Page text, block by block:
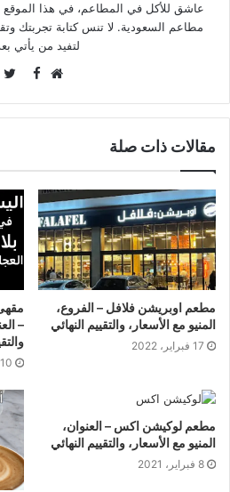
عاشق للأكل في المطاعم، في هذا
مطاعم السعودية. لا تنس كتابة تجربتك
لتفيد من يأتي
مقالات ذات صلة
مطعم اوبريشن فلافل – الفروع،
المنيو مع الأسعار، والتقييم النهائي
17 فبراير، 2022
–
10 يناير، 2023
مطعم لوكيشن اكس – العنوان،
المنيو مع الأسعار، والتقييم النهائي
8 فبراير، 2021